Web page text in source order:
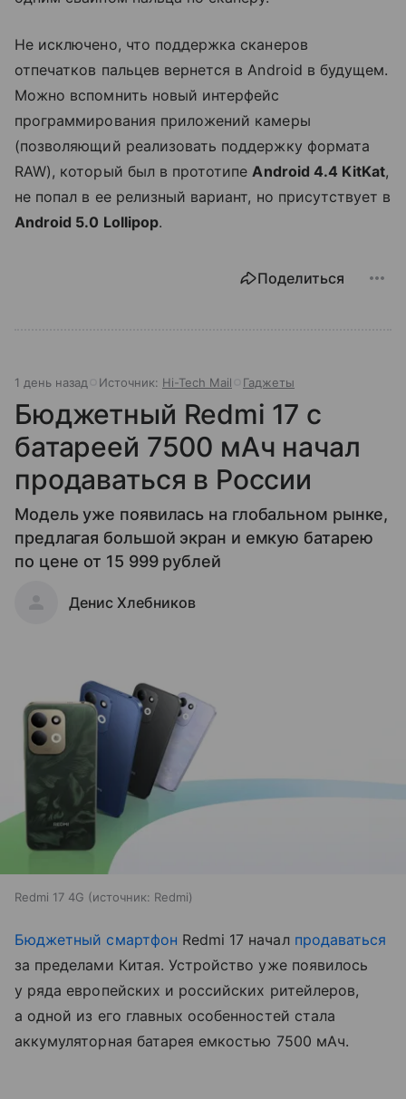
Не исключено, что поддержка сканеров
отпечатков пальцев вернется в Android в будущем.
Можно вспомнить новый интерфейс
программирования приложений камеры
(позволяющий реализовать поддержку формата
RAW), который был в прототипе Android 4.4 KitKat,
не попал в ее релизный вариант, но присутствует в
Android 5.0 Lollipop.
Поделиться
1 день назад Источник: Hi-Tech Mail Гаджеты
Бюджетный Redmi 17 с
батареей 7500 мАч начал
продаваться в России
Модель уже появилась на глобальном рынке,
предлагая большой экран и емкую батарею
по цене от 15 999 рублей
Денис Хлебников
Redmi 17 4G источник: Redmi
Бюджетный смартфон Redmi 17 начал продаваться
за пределами Китая. Устройство уже появилось
у ряда европейских и российских ритейлеров,
а одной из его главных особенностей стала
аккумуляторная батарея емкостью 7500 мАч.